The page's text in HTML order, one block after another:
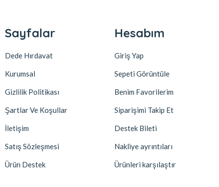
Sayfalar
Dede Hırdavat
Kurumsal
Gizlilik Politikası
Şartlar Ve Koşullar
İletişim
Satış Sözleşmesi
Ürün Destek
Hesabım
Giriş Yap
Sepeti Görüntüle
Benim Favorilerim
Siparişimi Takip Et
Destek Bileti
Nakliye ayrıntıları
Ürünleri karşılaştır